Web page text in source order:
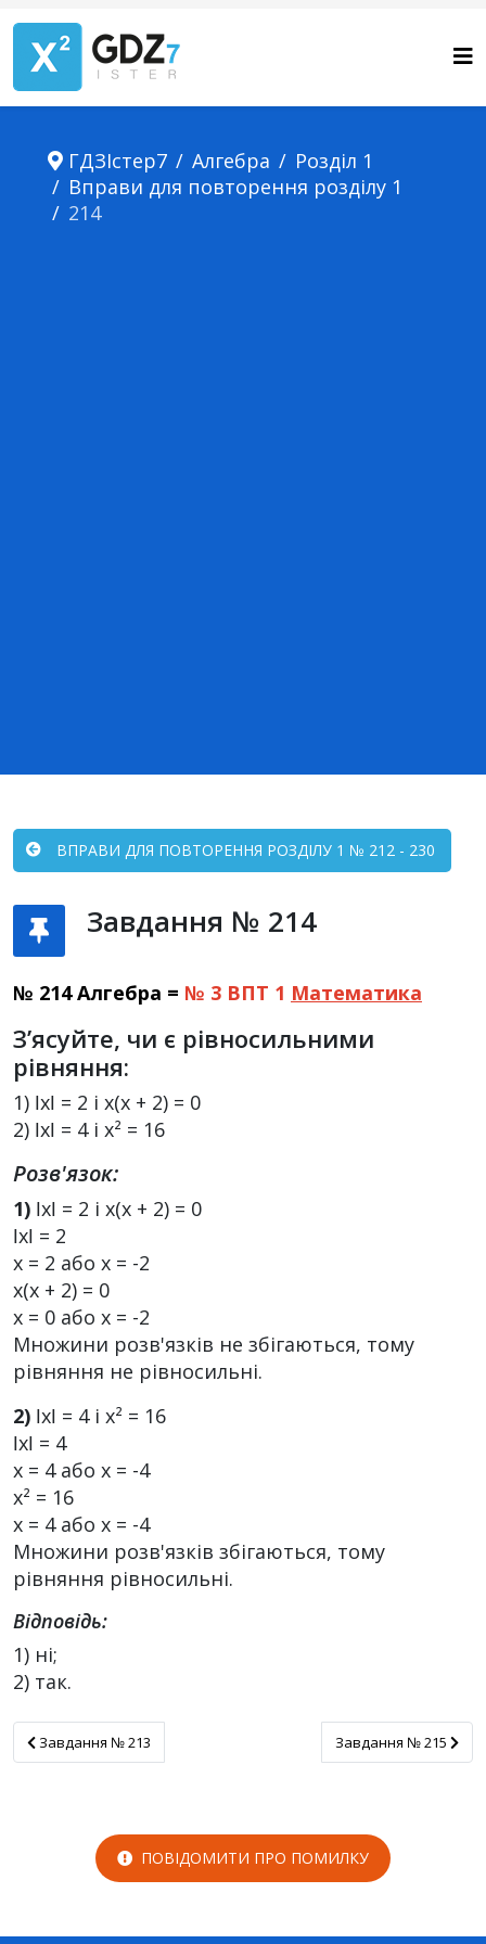
ГДЗІстер7 Алгебра
Розділ 1
Вправи для повторення розділу 1
214
ВПРАВИ ДЛЯ ПОВТОРЕННЯ РОЗДІЛУ 1 № 212 - 230
Завдання № 214
№ 214 Алгебра = № 3 ВПТ 1 Математика
З’ясуйте, чи є рівносильними
рівняння:
1) ǀхǀ = 2 і х(х + 2) = 0
2) ǀхǀ = 4 і х² = 16
Розв'язок:
1) ǀхǀ = 2 і х(х + 2) = 0
ǀхǀ = 2
х = 2 або х = -2
х(х + 2) = 0
х = 0 або х = -2
Множини розв'язків не збігаються, тому
рівняння не рівносильні.
2) ǀхǀ = 4 і х² = 16
ǀхǀ = 4
х = 4 або х = -4
х² = 16
х = 4 або х = -4
Множини розв'язків збігаються, тому
рівняння рівносильні.
Відповідь:
1) ні;
2) так.
Завдання № 213
Завдання № 213 Завдання № 215
Завдання № 215
ПОВІДОМИТИ ПРО ПОМИЛКУ